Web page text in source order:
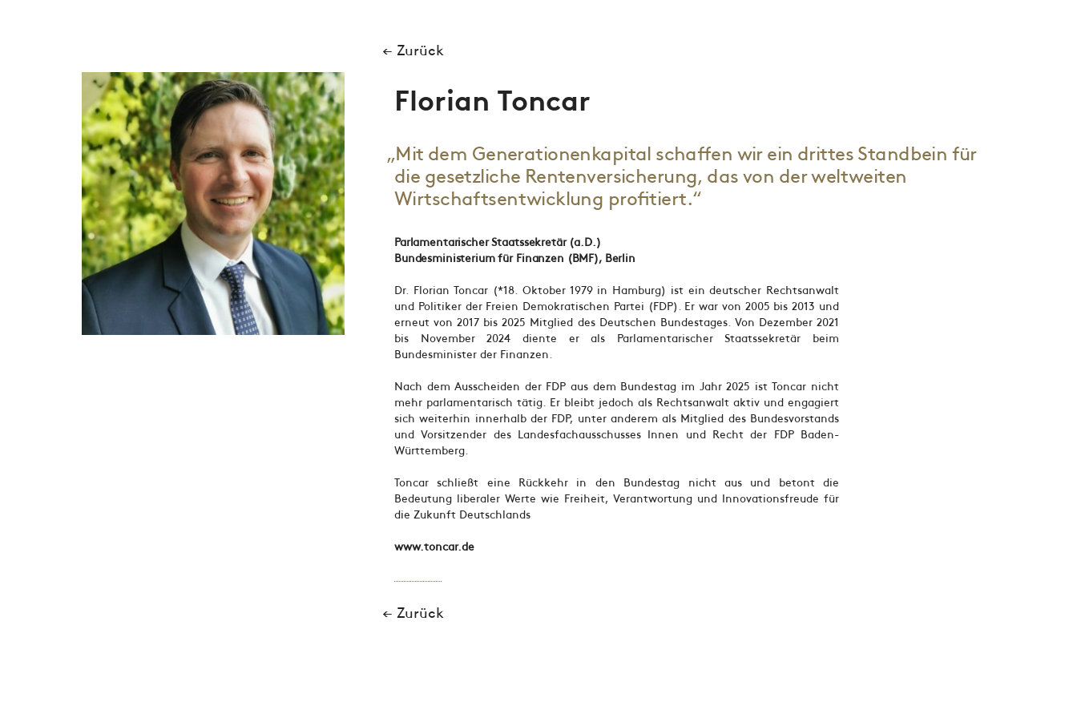
← Zurück
Florian Toncar
„Mit dem Generationenkapital schaffen wir ein drittes Standbein für
die gesetzliche Rentenversicherung, das von der weltweiten
Wirtschaftsentwicklung profitiert.“
Parlamentarischer Staatssekretär (a.D.)
Bundesministerium für Finanzen (BMF), Berlin
Dr. Florian Toncar (*18. Oktober 1979 in Hamburg) ist ein deutscher Rechtsanwalt
und Politiker der Freien Demokratischen Partei (FDP). Er war von 2005 bis 2013 und
erneut von 2017 bis 2025 Mitglied des Deutschen Bundestages. Von Dezember 2021
bis November 2024 diente er als Parlamentarischer Staatssekretär beim
Bundesminister der Finanzen.
Nach dem Ausscheiden der FDP aus dem Bundestag im Jahr 2025 ist Toncar nicht
mehr parlamentarisch tätig. Er bleibt jedoch als Rechtsanwalt aktiv und engagiert
sich weiterhin innerhalb der FDP, unter anderem als Mitglied des Bundesvorstands
und Vorsitzender des Landesfachausschusses Innen und Recht der FDP Baden-
Württemberg.
Toncar schließt eine Rückkehr in den Bundestag nicht aus und betont die
Bedeutung liberaler Werte wie Freiheit, Verantwortung und Innovationsfreude für
die Zukunft Deutschlands
www.toncar.de
← Zurück